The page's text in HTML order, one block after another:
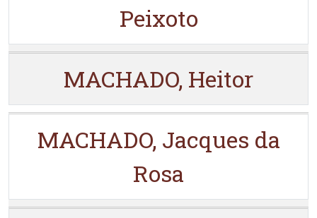
Peixoto
MACHADO, Heitor
MACHADO, Jacques da
Rosa